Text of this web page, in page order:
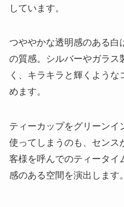
しています。
つややかな透明感のある白
の質感。シルバーやガラス
く、キラキラと輝くような
めます。
ティーカップをグリーンイ
使ってしまうのも、センス
客様を呼んでのティータイ
感のある空間を演出します。